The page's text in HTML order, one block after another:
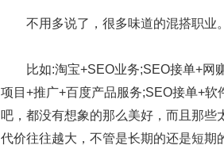
不用多说了，很多味道的混搭职业。
比如:淘宝+SEO业务;SEO接单+网赚
项目+推广+百度产品服务;SEO接单+
吧，都没有想象的那么美好，而且那
代价往往越大，不管是长期的还是短期